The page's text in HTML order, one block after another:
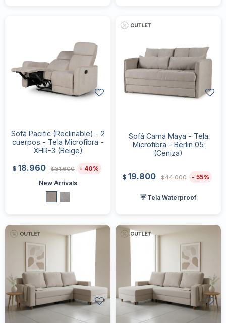
Sofá Pacific (Reclinable) - 2
cuerpos - Tela Microfibra -
XHR-3 (Beige)
$ 18.960 $31.600
40
New Arrivals
Sofá Cama Maya - Tela
Microfibra - Berlin 05
(Ceniza)
$ 19.800 $44.000 55
☔ Tela Waterproof